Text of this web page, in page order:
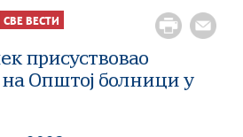
СВЕ ВЕСТИ
присуствовао
на Општој болници у